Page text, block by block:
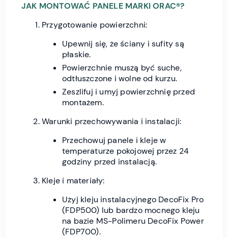
JAK MONTOWAĆ PANELE MARKI ORAC®?
Przygotowanie powierzchni:
Upewnij się, że ściany i sufity są
płaskie.
Powierzchnie muszą być suche,
odtłuszczone i wolne od kurzu.
Zeszlifuj i umyj powierzchnię przed
montażem.
Warunki przechowywania i instalacji:
Przechowuj panele i kleje w
temperaturze pokojowej przez 24
godziny przed instalacją.
Kleje i materiały:
Użyj kleju instalacyjnego DecoFix Pro
(FDP500) lub bardzo mocnego kleju
na bazie MS-Polimeru DecoFix Power
(FDP700).